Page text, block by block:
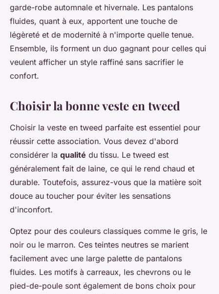
garde-robe automnale et hivernale. Les pantalons
fluides, quant à eux, apportent une touche de
légèreté et de modernité à n'importe quelle tenue.
Ensemble, ils forment un duo gagnant pour celles qui
veulent afficher un style raffiné sans sacrifier le
confort.
Choisir la bonne veste en tweed
Choisir la veste en tweed parfaite est essentiel pour
réussir cette association. Vous devez d'abord
considérer la qualité du tissu. Le tweed est
généralement fait de laine, ce qui le rend chaud et
durable. Toutefois, assurez-vous que la matière soit
douce au toucher pour éviter les sensations
d'inconfort.
Optez pour des couleurs classiques comme le gris, le
noir ou le marron. Ces teintes neutres se marient
facilement avec une large palette de pantalons
fluides. Les motifs à carreaux, les chevrons ou le
pied-de-poule sont également de bons choix pour